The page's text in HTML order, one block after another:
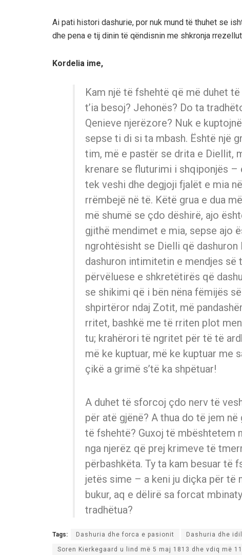
Ai pati histori dashurie, por nuk mund të thuhet se
dhe pena e tij dinin të qëndisnin me shkronja
Kordelia ime,
Kam një të fshehtë që më duhet
t’ia besoj? Jehonës? Do ta
Qenieve njerëzore? Nuk e
sepse ti di si ta mbash. Është një
tim, më e pastër se drita e Diellit,
krenare se fluturimi i shqiponjës –
tek veshi dhe degjoji fjalët e mia
rrëmbejë në të. Këtë grua e dua
më shumë se çdo dëshirë, ajo
gjithë mendimet e mia, sepse ajo
ngrohtësisht se Dielli që
dashuron intimitetin e mendjes së
përvëluese e shkretëtirës që
se shikimi që i bën nëna fëmijës
shpirtëror ndaj Zotit, më
rritet, bashkë me të rriten plot
tu; krahërori të ngritet për të të
më ke kuptuar, më ke kuptuar me
çikë a grimë s’të ka shpëtuar!
A duhet të sforcoj çdo nerv të
për atë gjënë? A thua do të jem
të fshehtë? Guxoj të mbështetem
nga njerëz që prej krimeve të
përbashkëta. Ty ta kam besuar të
jetës sime – a keni ju diçka për të
bukur, aq e dëlirë sa forcat
tradhëtua?
Tags: Dashuria dhe forca e pasionit Dashuria dhe
Soren Kierkegaard u lind më 5 maj 1813 dhe vdiq më